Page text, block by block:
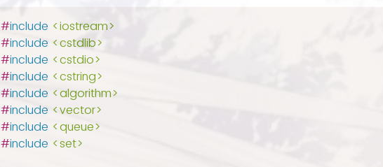
#include <iostream>
#include <cstdlib>
#include <cstdio>
#include <cstring>
#include <algorithm>
#include <vector>
#include <queue>
#include <set>